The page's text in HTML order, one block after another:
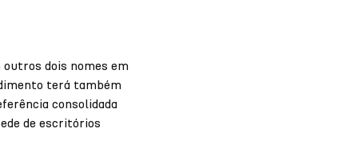
dois nomes em
terá também
consolidada
de escritórios